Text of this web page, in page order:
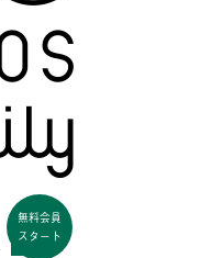
無料会員
スタート